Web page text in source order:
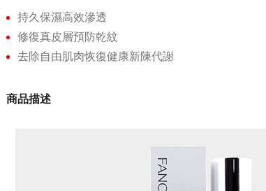
持久保濕高效滲透
修復真皮層預防乾紋
去除自由肌肉恢復健康新陳代謝
商品描述